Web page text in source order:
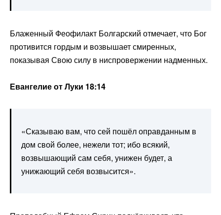
Блаженный Феофилакт Болгарский отмечает, что Бог
противится гордым и возвышает смиренных,
показывая Свою силу в ниспровержении надменных.
Евангелие от Луки 18:14
«Сказываю вам, что сей пошёл оправданным в
дом свой более, нежели тот; ибо всякий,
возвышающий сам себя, унижен будет, а
унижающий себя возвысится».